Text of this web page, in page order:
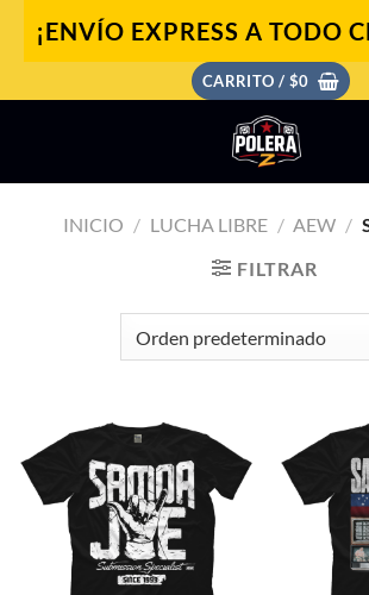
¡ENVÍO EXPRESS A TODO
CARRITO / $0
INICIO / LUCHA LIBRE / AEW /
FILTRAR